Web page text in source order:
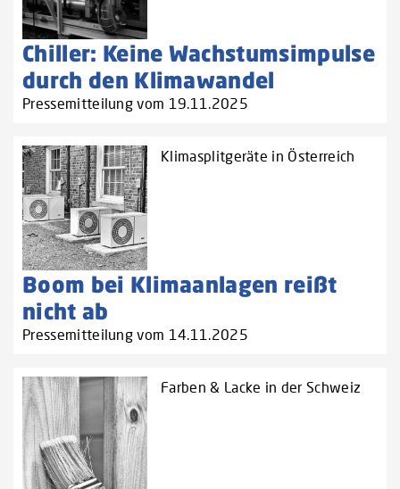
Chiller: Keine Wachstumsimpulse
durch den Klimawandel
Pressemitteilung vom 19.11.2025
Klimasplitgeräte in Österreich
Boom bei Klimaanlagen reißt
nicht ab
Pressemitteilung vom 14.11.2025
Farben & Lacke in der Schweiz